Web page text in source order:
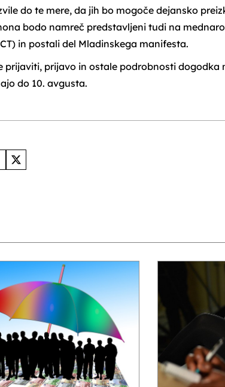
do te mere, da jih bo mogoče dejansko
bodo namreč predstavljeni tudi na
in postali del Mladinskega manifesta.
prijaviti, prijavo in ostale podrobnosti dogodka
do 10. avgusta.